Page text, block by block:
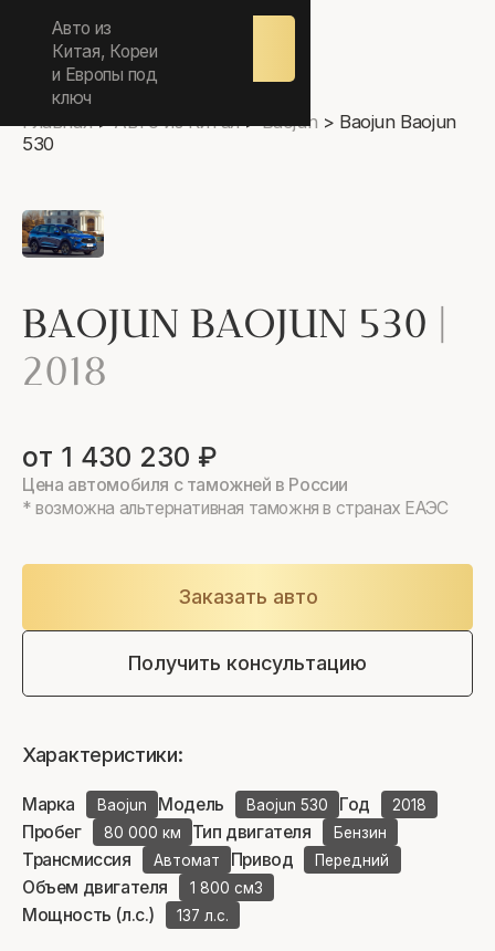
Авто из
Китая, Кореи
и Европы под
ключ
Оставить
заявку
Главная>Авто из Китая>Baojun > Baojun Baojun
530
BAOJUN BAOJUN 530 |
2018
от 1 430 230 ₽
Цена автомобиля с таможней в России
* возможна альтернативная таможня в странах ЕАЭС
Заказать авто
Получить консультацию
Характеристики:
Марка Baojun Модель Baojun 530 Год 2018
Пробег 80 000 км Тип двигателя Бензин
Трансмиссия Автомат Привод Передний
Объем двигателя 1 800 см3
Мощность (л.с.) 137 л.с.